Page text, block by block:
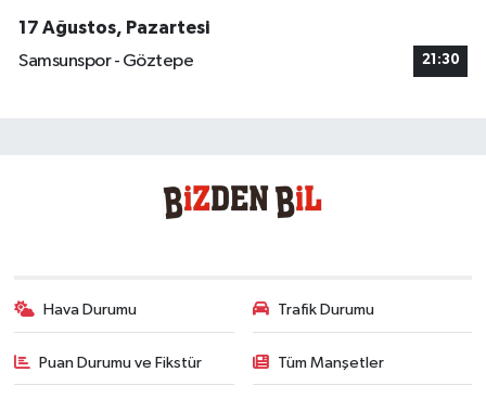
17 Ağustos, Pazartesi
Samsunspor - Göztepe
21:30
Hava Durumu Trafik Durumu
Puan Durumu ve Fikstür Tüm Manşetler